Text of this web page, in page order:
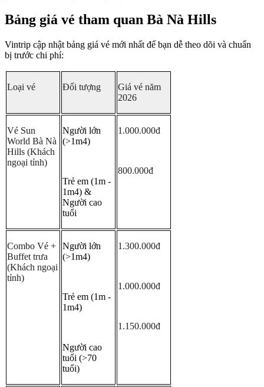
Bảng giá vé tham quan Bà Nà Hills
Vintrip cập nhật bảng giá vé mới nhất để bạn dễ theo dõi và chuẩn
bị trước chi phí:
Loại vé Đối tượng
Giá vé năm
2026
Vé Sun
World Bà Nà
Hills (Khách
ngoại tỉnh)
Người lớn
(>1m4)
Trẻ em (1m -
1m4) &
Người cao
tuổi
1.000.000đ
800.000đ
Combo Vé +
Buffet trưa
(Khách ngoại
tỉnh)
Người lớn
(>1m4)
Trẻ em (1m -
1m4)
Người cao
tuổi (>70
tuổi)
1.300.000đ
1.000.000đ
1.150.000đ